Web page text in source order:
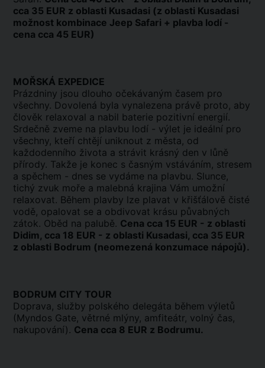
cca 35 EUR z oblasti Kusadasi (z oblasti Kusadasi
možnost kombinace Jeep Safari + plavba lodí -
cena cca 45 EUR)
MOŘSKÁ EXPEDICE
Prázdniny jsou dlouho očekávaným časem pro
všechny. Dovolená byla vynalezena právě proto, aby
člověk relaxoval a nabil baterie pozitivní energií.
Srdečně zveme na plavbu lodí - výlet je ideální pro
všechny, kteří chtějí uniknout z města, od
každodenního života a strávit krásný den v lůně
přírody. Takže je konec s časným vstáváním, stresem
a spěchem - dnes se vydáme na plavbu. Slunce,
tichý zvuk moře a malebná krajina Vám umožní
relaxovat. Během plavby lze plavat v křišťálově čisté
vodě, opalovat se a obdivovat krásu půvabných
zátok. Oběd na palubě. Cena cca 15 EUR - z oblasti
Didim, cca 18 EUR - z oblasti Kusadasi, cca 35 EUR
z oblasti Bodrum (neomezená konzumace nápojů).
BODRUM CITY TOUR
Doprava, služby polského delegáta během výletů
(Myndos Gate, větrné mlýny, amfiteátr, volný čas,
nakupování). Cena cca 8 EUR z Bodrumu.